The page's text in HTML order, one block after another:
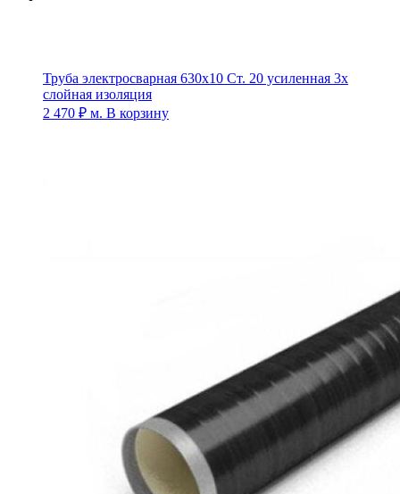
Труба электросварная 630х10 Ст. 20 усиленная 3х
слойная изоляция
2 470 ₽ м. В корзину